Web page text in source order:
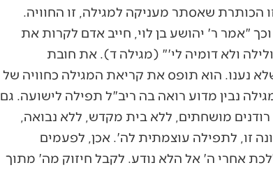
הכותרת שאסתר מעניקה למגילה, זו החוויה.
"אמר ר' יהושע בן לוי, חייב אדם לקרות את
ולא דומיה לי'" (מגילה ד). את חובת
נענו. הוא תופס את קריאת המגילה כחוויה של
נבין מדוע רואה בה ריב"ל תפילה לישועה. גם
רודנים מושחתים, ללא בית מקדש, ללא נבואה,
זו, לתפילה עוצמתית לה'. אכן, לפעמים
אחרי ה' אל הלא נודע. לקבל חיזוק מה' מתוך